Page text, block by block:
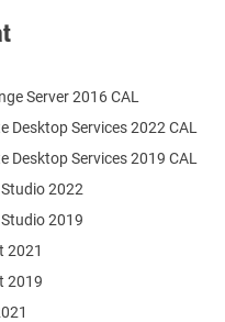
Desktop Services 2022 CAL
Desktop Services 2019 CAL
Server 2016 CAL
2022
2019
2021
2019